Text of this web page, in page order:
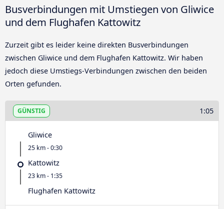
Busverbindungen mit Umstiegen von Gliwice
und dem Flughafen Kattowitz
Zurzeit gibt es leider keine direkten Busverbindungen
zwischen Gliwice und dem Flughafen Kattowitz. Wir haben
jedoch diese Umstiegs-Verbindungen zwischen den beiden
Orten gefunden.
GÜNSTIG 1:05
Gliwice
25 km - 0:30
Kattowitz
23 km - 1:35
Flughafen Kattowitz